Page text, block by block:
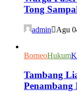
Tong
admin Agu
BorneoHukum
Tambang